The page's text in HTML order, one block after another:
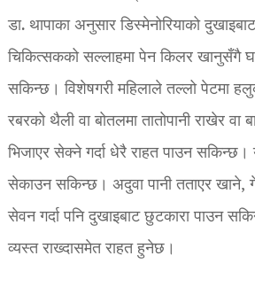
डा. थापाका अनुसार डिस्मेनोरियाको
चिकित्सकको सल्लाहमा पेन किलर खानुसँगै
सकिन्छ। विशेषगरी महिलाले तल्लो पेटमा
रबरको थैली वा बोतलमा तातोपानी राखेर वा
भिजाएर सेक्ने गर्दा धेरै राहत पाउन
सेकाउन सकिन्छ। अदुवा पानी तताएर खाने,
सेवन गर्दा पनि दुखाइबाट छुटकारा पाउन
व्यस्त राख्दासमेत राहत हुनेछ।